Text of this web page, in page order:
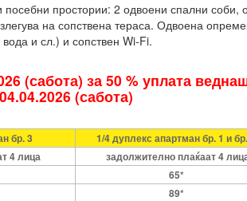
простории: 2 одвоени спални соби,
на сопствена тераса. Одвоена
и сл.) и сопствен Wi-Fi.
(сабота) за 50 % уплата
(сабота)
бр. 3
1/4 дуплекс апартман бр. 1 и
4 лица
задолжително плаќаат 4
65*
89*